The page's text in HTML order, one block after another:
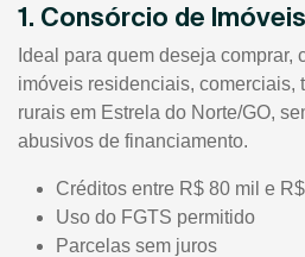
1. Consórcio de Imóveis
Ideal para quem deseja comprar,
imóveis residenciais, comerciais,
rurais em Estrela do Norte/GO,
abusivos de financiamento.
Créditos entre R$ 80 mil e
Uso do FGTS permitido
Parcelas sem juros